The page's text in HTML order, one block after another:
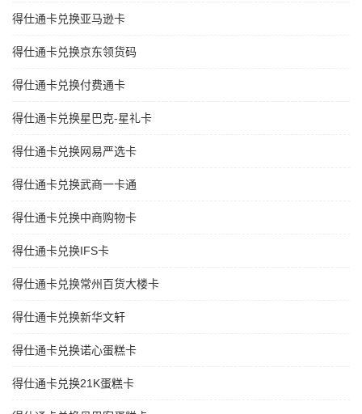
得仕通卡兑换亚马逊卡
得仕通卡兑换京东领货码
得仕通卡兑换付费通卡
得仕通卡兑换星巴克-星礼卡
得仕通卡兑换网易严选卡
得仕通卡兑换武商一卡通
得仕通卡兑换中商购物卡
得仕通卡兑换IFS卡
得仕通卡兑换常州百货大楼卡
得仕通卡兑换新华文轩
得仕通卡兑换诺心蛋糕卡
得仕通卡兑换21K蛋糕卡